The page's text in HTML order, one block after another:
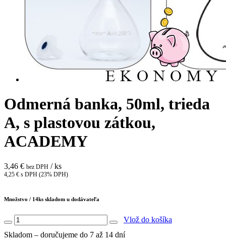
Odmerná banka, 50ml, trieda
A, s plastovou zátkou,
ACADEMY
3,46 € bez DPH / ks
4,25 € s DPH (23% DPH)
Množstvo / 14ks skladom u dodávateľa
Vlož do košíka
Skladom – doručujeme do 7 až 14 dní